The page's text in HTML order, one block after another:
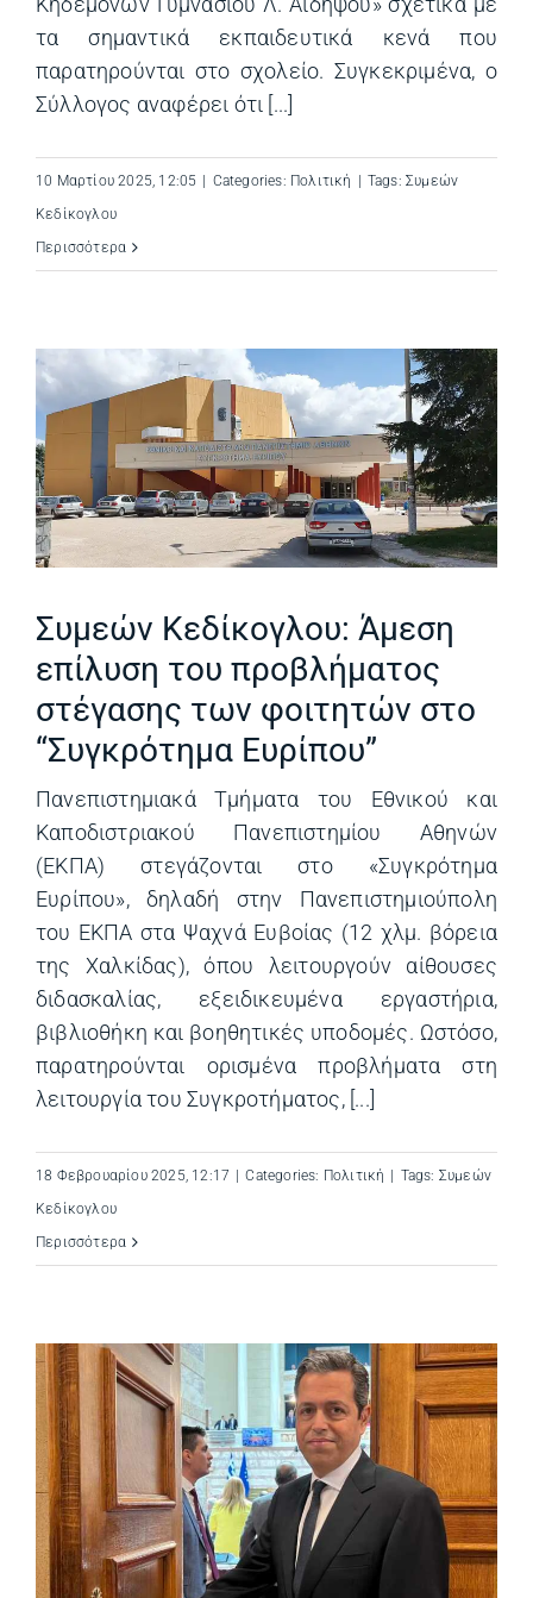
Κηδεμόνων Γυμνασίου Λ. Αιδηψού» σχετικά με
τα σημαντικά εκπαιδευτικά κενά που
παρατηρούνται στο σχολείο. Συγκεκριμένα, ο
Σύλλογος αναφέρει ότι [...]
10 Μαρτίου 2025, 12:05 Categories: Πολιτική Tags:Συμεών
Κεδίκογλου
Περισσότερα
Συμεών Κεδίκογλου: Άμεση
επίλυση του προβλήματος
στέγασης των φοιτητών στο
“Συγκρότημα Ευρίπου”
Πανεπιστημιακά Τμήματα του Εθνικού και
Καποδιστριακού Πανεπιστημίου Αθηνών
(ΕΚΠΑ) στεγάζονται στο «Συγκρότημα
Ευρίπου», δηλαδή στην Πανεπιστημιούπολη
του ΕΚΠΑ στα Ψαχνά Ευβοίας (12 χλμ. βόρεια
της Χαλκίδας), όπου λειτουργούν αίθουσες
διδασκαλίας, εξειδικευμένα εργαστήρια,
βιβλιοθήκη και βοηθητικές υποδομές. Ωστόσο,
παρατηρούνται ορισμένα προβλήματα στη
λειτουργία του Συγκροτήματος, [...]
18 Φεβρουαρίου 2025, 12:17 Categories: Πολιτική Tags: Συμεών
Κεδίκογλου
Περισσότερα